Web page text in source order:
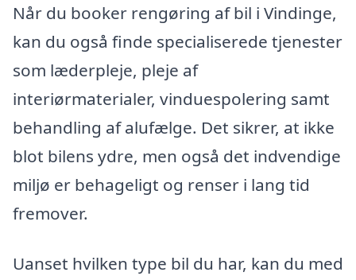
Når du booker rengøring af bil i Vindinge,
kan du også finde specialiserede tjenester
som læderpleje, pleje af
interiørmaterialer, vinduespolering samt
behandling af alufælge. Det sikrer, at ikke
blot bilens ydre, men også det indvendige
miljø er behageligt og renser i lang tid
fremover.
Uanset hvilken type bil du har, kan du med